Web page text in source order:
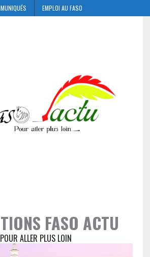
EMPLOI AU FASO
FASO ACTU
POUR ALLER PLUS LOIN